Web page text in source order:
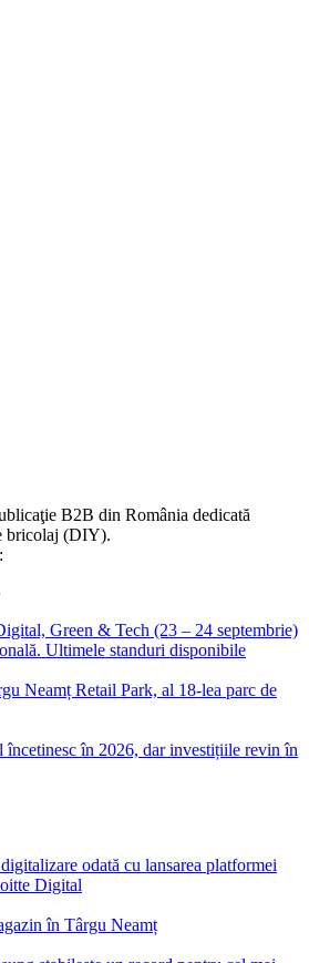
B2B din România dedicată
bricolaj (DIY).
Green & Tech (23 – 24 septembrie)
Ultimele standuri disponibile
Neamț Retail Park, al 18-lea parc de
în 2026, dar investițiile revin în
odată cu lansarea platformei
Digital
în Târgu Neamț